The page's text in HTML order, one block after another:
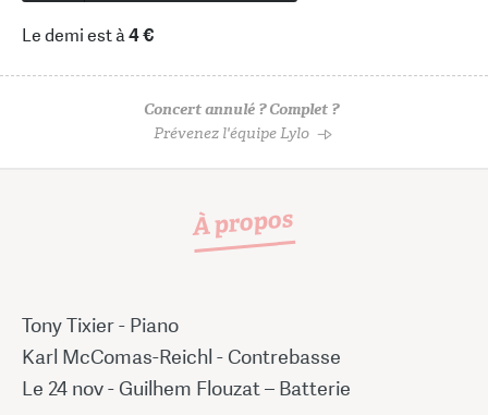
Le demi est à4 €
Concert annulé ? Complet ?
Prévenez l'équipe Lylo
À propos
Tony Tixier - Piano
Karl McComas-Reichl - Contrebasse
Le 24 nov - Guilhem Flouzat – Batterie